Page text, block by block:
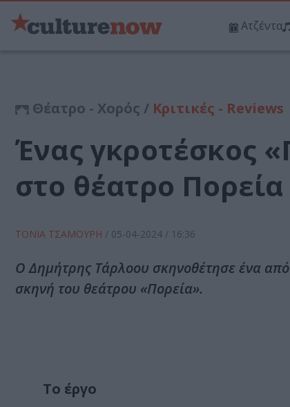
Ατζέντα
Θέατρο - Χορός / Κριτικές - Reviews
Ένας γκροτέσκος
στο θέατρο
ΤΟΝΙΑ ΤΣΑΜΟΥΡΗ / 05-04-2024 / 16:36
Ο Δημήτρης Τάρλοου σκηνοθέτησε ένα
σκηνή του θεάτρου «Πορεία».
Το έργο